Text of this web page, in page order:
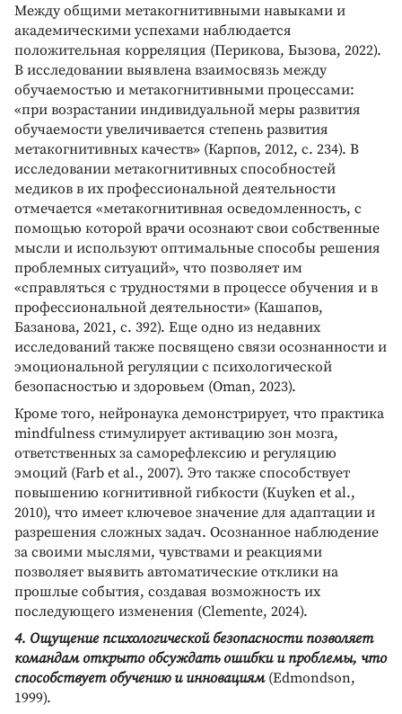
Между общими метакогнитивными навыками и
академическими успехами наблюдается
положительная корреляция (Перикова, Бызова, 2022).
В исследовании выявлена взаимосвязь между
обучаемостью и метакогнитивными процессами:
«при возрастании индивидуальной меры развития
обучаемости увеличивается степень развития
метакогнитивных качеств» (Карпов, 2012, с. 234). В
исследовании метакогнитивных способностей
медиков в их профессиональной деятельности
отмечается «метакогнитивная осведомленность, с
помощью которой врачи осознают свои собственные
мысли и используют оптимальные способы решения
проблемных ситуаций», что позволяет им
«справляться с трудностями в процессе обучения и в
профессиональной деятельности» (Кашапов,
Базанова, 2021, с. 392). Еще одно из недавних
исследований также посвящено связи осознанности и
эмоциональной регуляции с психологической
безопасностью и здоровьем (Oman, 2023).
Кроме того, нейронаука демонстрирует, что практика
mindfulness стимулирует активацию зон мозга,
ответственных за саморефлексию и регуляцию
эмоций (Farb et al., 2007). Это также способствует
повышению когнитивной гибкости (Kuyken et al.,
2010), что имеет ключевое значение для адаптации и
разрешения сложных задач. Осознанное наблюдение
за своими мыслями, чувствами и реакциями
позволяет выявить автоматические отклики на
прошлые события, создавая возможность их
последующего изменения (Clemente, 2024).
4. Ощущение психологической безопасности позволяет
командам открыто обсуждать ошибки и проблемы, что
способствует обучению и инновациям(Edmondson,
1999).